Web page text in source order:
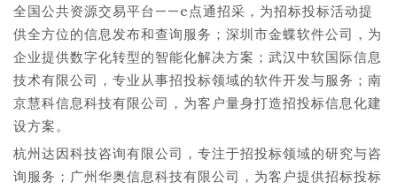
全国公共资源交易平台——e点通招采，为招标投标活动提
供全方位的信息发布和查询服务；深圳市金蝶软件公司，为
企业提供数字化转型的智能化解决方案；武汉中软国际信息
技术有限公司，专业从事招投标领域的软件开发与服务；南
京慧科信息科技有限公司，为客户量身打造招投标信息化建
设方案。
杭州达因科技咨询有限公司，专注于招投标领域的研究与咨
询服务；广州华奥信息科技有限公司，为客户提供招标投标